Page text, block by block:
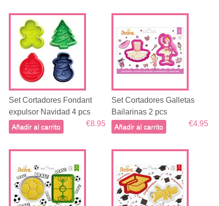
Set Cortadores Fondant
expulsor Navidad 4 pcs
€8.95
Añadir al carrito
Set Cortadores Galletas
Bailarinas 2 pcs
€4.95
Añadir al carrito